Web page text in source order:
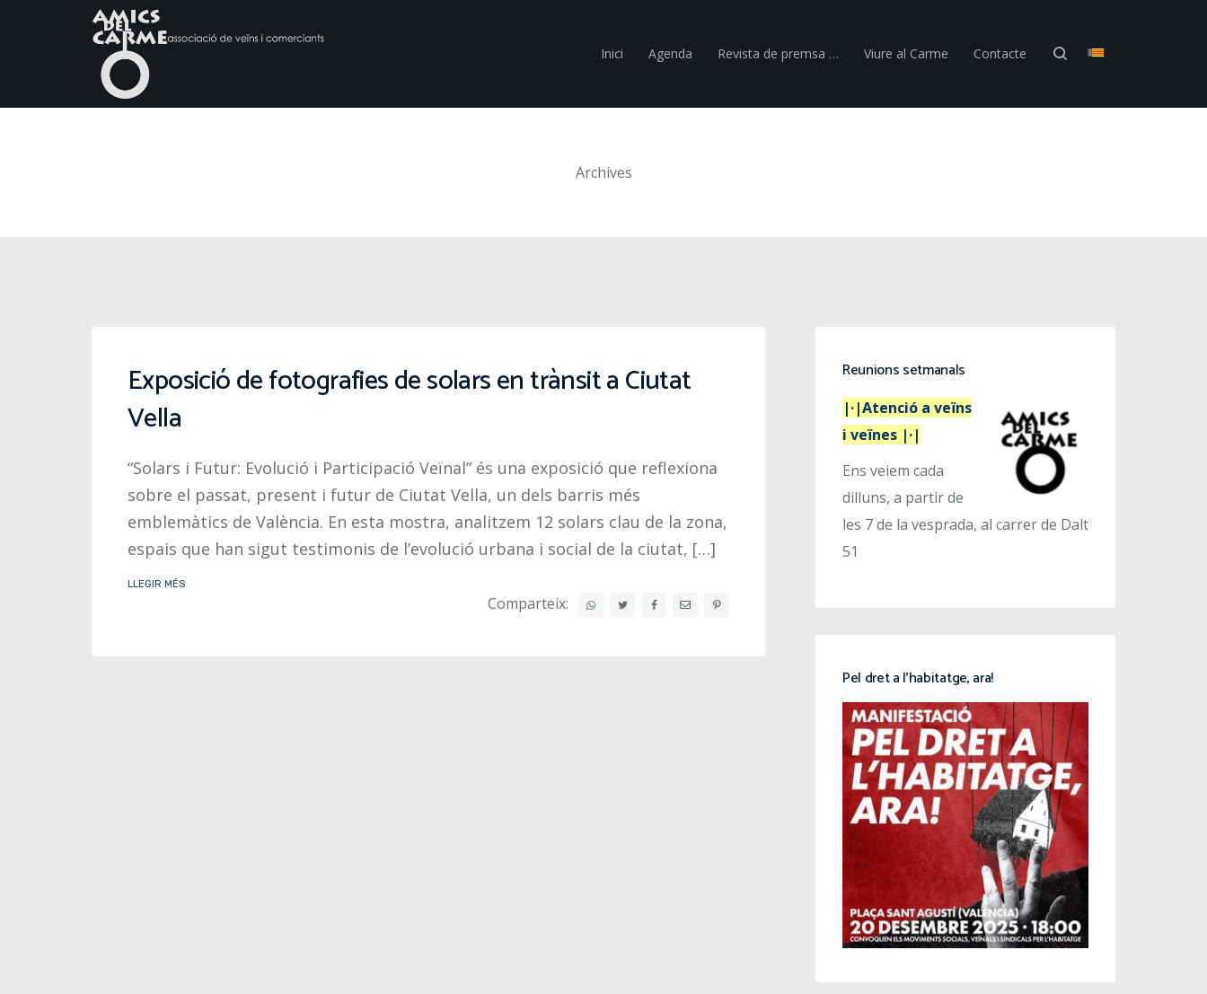
Inici Agenda Revista de premsa … Viure al Carme Contacte
Archives
Exposició de fotografies de solars en trànsit a Ciutat
Vella
“Solars i Futur: Evolució i Participació Veïnal” és una exposició que reflexiona
sobre el passat, present i futur de Ciutat Vella, un dels barris més
emblemàtics de València. En esta mostra, analitzem 12 solars clau de la zona,
espais que han sigut testimonis de l’evolució urbana i social de la ciutat, […]
LLEGIR MÉS
Comparteix:
Reunions setmanals
|·|Atenció a veïns
i veïnes |·|
Ens veiem cada
dilluns, a partir de
les 7 de la vesprada, al carrer de Dalt
51
Pel dret a l’habitatge, ara!